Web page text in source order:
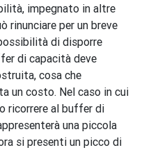
impegnato in altre
rinunciare per un breve
di disporre
di capacità deve
cosa che
un costo. Nel caso in cui
ricorrere al buffer di
una piccola
si presenti un picco di